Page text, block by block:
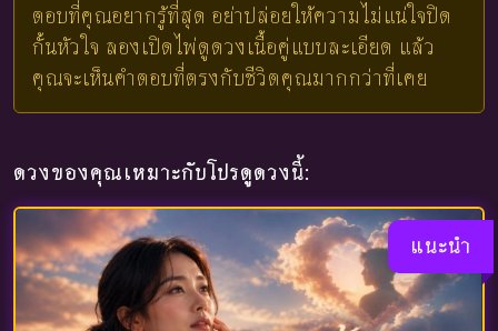
ตอบที่คุณอยากรู้ที่สุด อย่าปล่อยให้ความไม่แน่ใจปิด
กั้นหัวใจ ลองเปิดไพ่ดูดวงเนื้อคู่แบบละเอียด แล้ว
คุณจะเห็นคำตอบที่ตรงกับชีวิตคุณมากกว่าที่เคย
ดวงของคุณเหมาะกับโปรดูดวงนี้:
แนะนำ